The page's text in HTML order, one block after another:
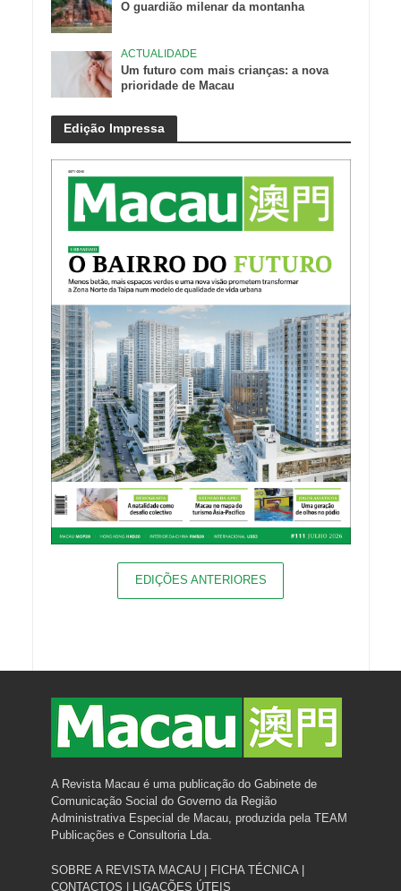
O guardião milenar da montanha
ACTUALIDADE
Um futuro com mais crianças: a nova
prioridade de Macau
Edição Impressa
EDIÇÕES ANTERIORES
A Revista Macau é uma publicação do Gabinete de
Comunicação Social do Governo da Região
Administrativa Especial de Macau, produzida pela TEAM
Publicações e Consultoria Lda.
SOBRE A REVISTA MACAU| FICHA TÉCNICA|
CONTACTOS
LIGAÇÕES ÚTEIS